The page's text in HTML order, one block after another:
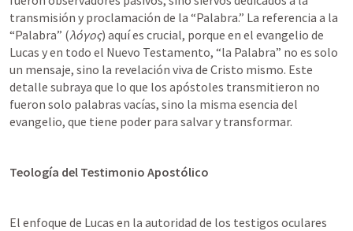
transmisión y proclamación de la “Palabra.” La referencia a la
“Palabra” (λόγος) aquí es crucial, porque en el evangelio de
Lucas y en todo el Nuevo Testamento, “la Palabra” no es solo
un mensaje, sino la revelación viva de Cristo mismo. Este
detalle subraya que lo que los apóstoles transmitieron no
fueron solo palabras vacías, sino la misma esencia del
evangelio, que tiene poder para salvar y transformar.
Teología del Testimonio Apostólico
El enfoque de Lucas en la autoridad de los testigos oculares